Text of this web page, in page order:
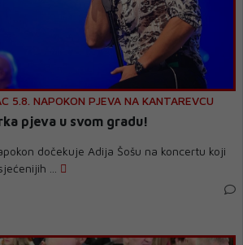
5.8. NAPOKON PJEVA NA KANTAREVCU
pjeva u svom gradu!
dočekuje Adija Šošu na koncertu koji
...